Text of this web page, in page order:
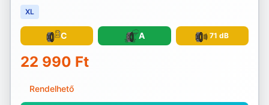
XL
C A 71 dB
22 990 Ft
Rendelhető